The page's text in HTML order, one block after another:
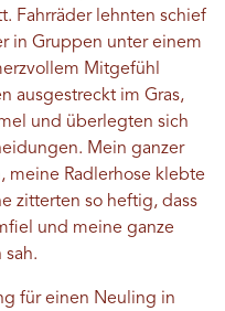
Fahrräder lehnten schief
in Gruppen unter einem
Mitgefühl
ausgestreckt im Gras,
und überlegten sich
Mein ganzer
meine Radlerhose klebte
zitterten so heftig, dass
und meine ganze
für einen Neuling in